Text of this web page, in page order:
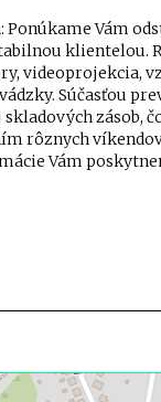
Ponúkame Vám
klientelou.
videoprojekcia,
Súčasťou
skladových zásob,
rôznych
Vám